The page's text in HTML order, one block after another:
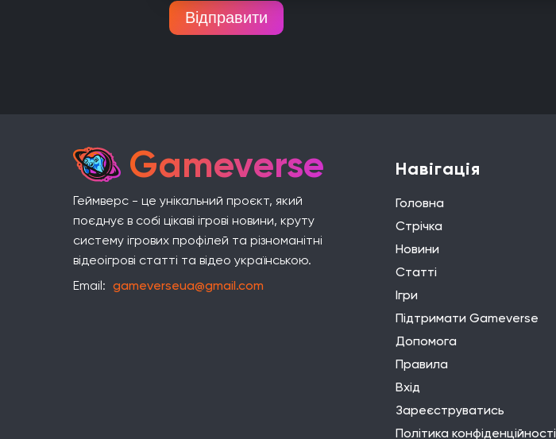
Відправити
Gameverse
Геймверс - це унікальний проєкт, який
поєднує в собі цікаві ігрові новини, круту
систему ігрових профілей та різноманітні
відеоігрові статті та відео українською.
Email: gameverseua@gmail.com
Навігація
Головна
Стрічка
Новини
Статті
Ігри
Підтримати Gameverse
Допомога
Правила
Вхід
Зареєструватись
Політика конфіденційності